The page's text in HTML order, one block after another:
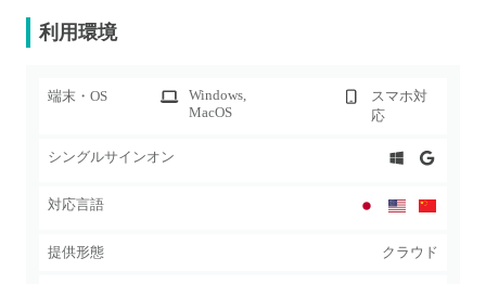
利用環境
端末・OS Windows,
MacOS
スマホ対
応
シングルサインオン
対応言語
提供形態 クラウド